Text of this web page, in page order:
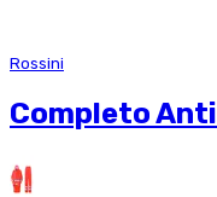
Rossini
Completo